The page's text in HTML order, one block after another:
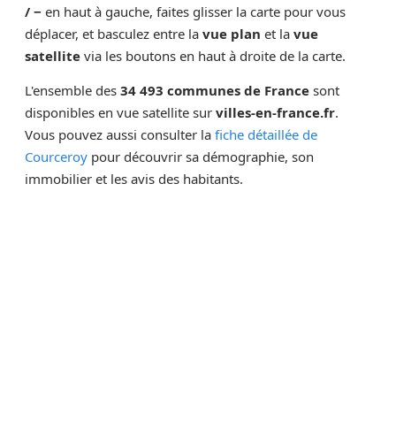
/ − en haut à gauche, faites glisser la carte pour vous
déplacer, et basculez entre la vue plan et la vue
satellite via les boutons en haut à droite de la carte.
L'ensemble des 34 493 communes de France sont
disponibles en vue satellite sur villes-en-france.fr.
Vous pouvez aussi consulter la fiche détaillée de
Courceroy pour découvrir sa démographie, son
immobilier et les avis des habitants.